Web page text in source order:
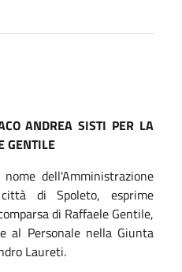
ANDREA SISTI PER LA
GENTILE
dell'Amministrazione
di Spoleto, esprime
di Raffaele Gentile,
al Personale nella Giunta
Laureti.